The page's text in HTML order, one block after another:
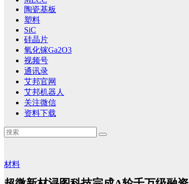
陶瓷基板
塑料
SiC
硅晶片
氧化镓Ga2O3
视频号
通讯录
艾邦官网
艾邦机器人
关注微信
资料下载
材料